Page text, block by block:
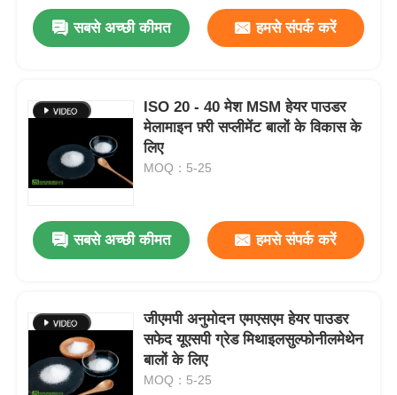
सबसे अच्छी कीमत हमसे संपर्क करें
ISO 20 - 40 मेश MSM हेयर पाउडर
मेलामाइन फ़्री सप्लीमेंट बालों के विकास के
लिए
MOQ：5-25
सबसे अच्छी कीमत हमसे संपर्क करें
जीएमपी अनुमोदन एमएसएम हेयर पाउडर
सफेद यूएसपी ग्रेड मिथाइलसुल्फोनीलमेथेन
बालों के लिए
MOQ：5-25